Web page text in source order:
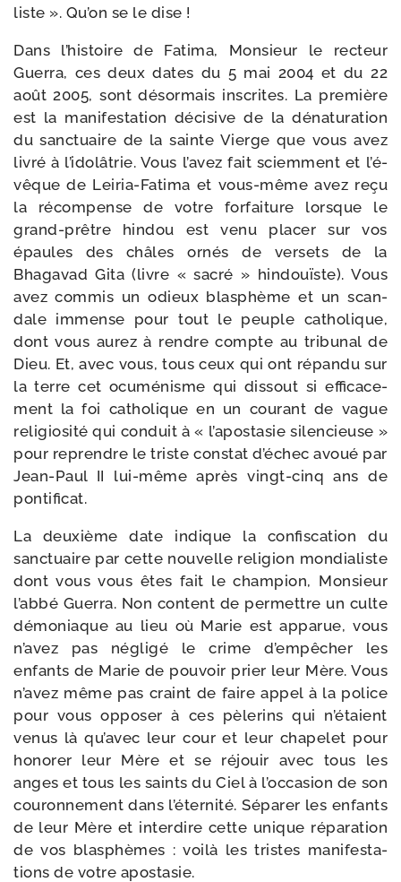
liste ». Qu’on se le dise !
Dans l’his­toire de Fatima, Monsieur le rec­teur
Guerra, ces deux dates du 5 mai 2004 et du 22
août 2005, sont désor­mais ins­crites. La pre­mière
est la mani­fes­ta­tion déci­sive de la déna­tu­ra­tion
du sanc­tuaire de la sainte Vierge que vous avez
livré à l’i­do­lâ­trie. Vous l’a­vez fait sciem­ment et l’é­
vêque de Leiria-​Fatima et vous-​même avez reçu
la récom­pense de votre for­fai­ture lorsque le
grand-​prêtre hin­dou est venu pla­cer sur vos
épaules des châles ornés de ver­sets de la
Bhagavad Gita (livre « sacré » hin­douïste). Vous
avez com­mis un odieux blas­phème et un scan­
dale immense pour tout le peuple catho­lique,
dont vous aurez à rendre compte au tri­bu­nal de
Dieu. Et, avec vous, tous ceux qui ont répan­du sur
la terre cet ocu­mé­nisme qui dis­sout si effi­ca­ce­
ment la foi catho­lique en un cou­rant de vague
reli­gio­si­té qui conduit à « l’a­po­sta­sie silen­cieuse »
pour reprendre le triste constat d’é­chec avoué par
Jean-​Paul II lui-​même après vingt-​cinq ans de
pontificat.
La deuxième date indique la confis­ca­tion du
sanc­tuaire par cette nou­velle reli­gion mon­dia­liste
dont vous vous êtes fait le cham­pion, Monsieur
l’ab­bé Guerra. Non content de per­mettre un culte
démo­niaque au lieu où Marie est appa­rue, vous
n’a­vez pas négli­gé le crime d’empêcher les
enfants de Marie de pou­voir prier leur Mère. Vous
n’a­vez même pas craint de faire appel à la police
pour vous oppo­ser à ces pèle­rins qui n’é­taient
venus là qu’a­vec leur cour et leur cha­pe­let pour
hono­rer leur Mère et se réjouir avec tous les
anges et tous les saints du Ciel à l’oc­ca­sion de son
cou­ron­ne­ment dans l’é­ter­ni­té. Séparer les enfants
de leur Mère et inter­dire cette unique répa­ra­tion
de vos blas­phèmes : voi­là les tristes mani­fes­ta­
tions de votre apostasie.